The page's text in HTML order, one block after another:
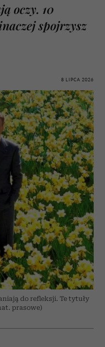
oczy. 10
spojrzysz
8 LIPCA 2026
do refleksji. Te tytuły
prasowe)